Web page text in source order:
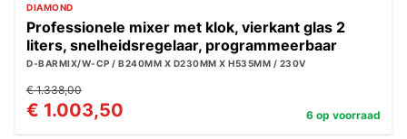
DIAMOND
Professionele mixer met klok, vierkant glas 2
liters, snelheidsregelaar, programmeerbaar
D-BARMIX/W-CP / B240MM X D230MM X H535MM / 230V
€ 1.338,00
€ 1.003,50 6 op voorraad